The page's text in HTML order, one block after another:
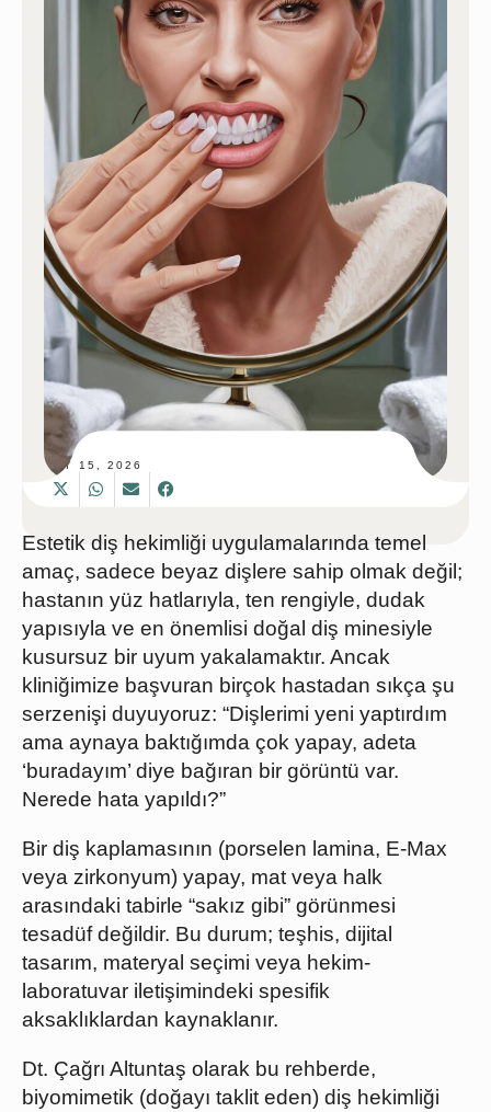
MAY 15, 2026
Estetik diş hekimliği uygulamalarında temel
amaç, sadece beyaz dişlere sahip olmak değil;
hastanın yüz hatlarıyla, ten rengiyle, dudak
yapısıyla ve en önemlisi doğal diş minesiyle
kusursuz bir uyum yakalamaktır. Ancak
kliniğimize başvuran birçok hastadan sıkça şu
serzenişi duyuyoruz: “Dişlerimi yeni yaptırdım
ama aynaya baktığımda çok yapay, adeta
‘buradayım’ diye bağıran bir görüntü var.
Nerede hata yapıldı?”
Bir diş kaplamasının (porselen lamina, E-Max
veya zirkonyum) yapay, mat veya halk
arasındaki tabirle “sakız gibi” görünmesi
tesadüf değildir. Bu durum; teşhis, dijital
tasarım, materyal seçimi veya hekim-
laboratuvar iletişimindeki spesifik
aksaklıklardan kaynaklanır.
Dt. Çağrı Altuntaş olarak bu rehberde,
biyomimetik (doğayı taklit eden) diş hekimliği